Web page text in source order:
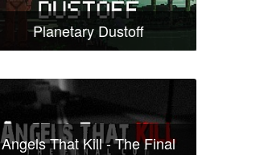
Planetary Dustoff
Angels That Kill - The Final